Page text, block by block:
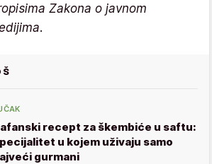
Zakona o javnom
recept za škembiće u saftu:
u kojem uživaju samo
gurmani